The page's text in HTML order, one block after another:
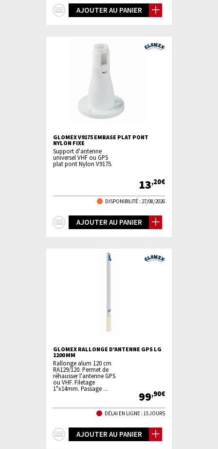
AJOUTER AU PANIER
GLOMEX V9175 EMBASE PLAT PONT
NYLON FIXE
Support d'antenne
universel VHF ou GPS
plat pont Nylon V9175.
13,20€
DISPONIBILITÉ : 27/08/2026
AJOUTER AU PANIER
GLOMEX RALLONGE D'ANTENNE GPS LG
1200 MM
Rallonge alum 120 cm
RA129/120. Permet de
réhausser l'antenne GPS
ou VHF. Filetage
1"x14mm. Passage ...
99,90€
DÉLAI EN LIGNE : 15 JOURS
AJOUTER AU PANIER